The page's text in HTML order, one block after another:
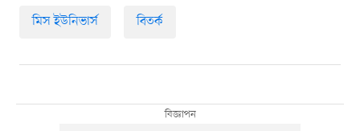
মিস ইউনিভার্স বিতর্ক